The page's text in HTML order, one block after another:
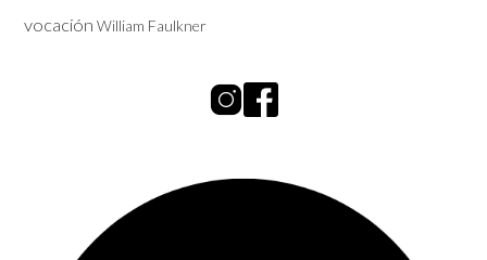
vocación William Faulkner